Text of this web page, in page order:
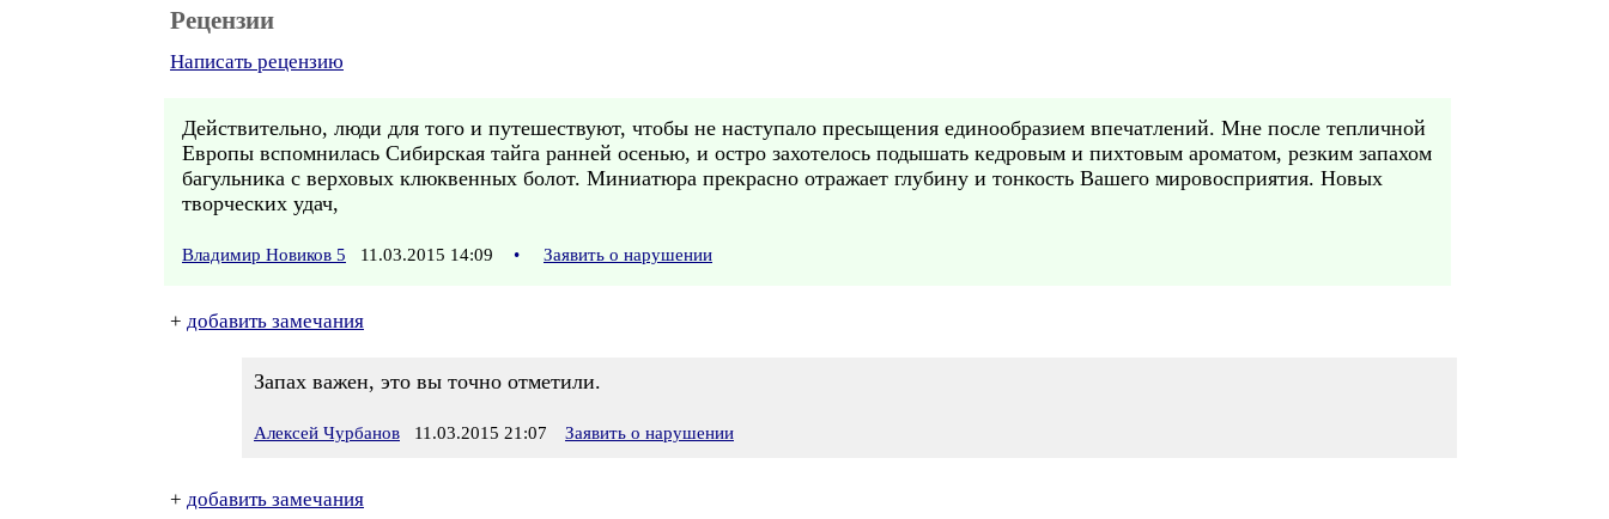
Рецензии
Написать рецензию
Действительно, люди для того и путешествуют, чтобы не наступало пресыщения единообразием впечатлений. Мне после тепличной
Европы вспомнилась Сибирская тайга ранней осенью, и остро захотелось подышать кедровым и пихтовым ароматом, резким запахом
багульника с верховых клюквенных болот. Миниатюра прекрасно отражает глубину и тонкость Вашего мировосприятия. Новых
творческих удач,
Владимир Новиков 5 11.03.2015 14:09 • Заявить о нарушении
+ добавить замечания
Запах важен, это вы точно отметили.
Алексей Чурбанов 11.03.2015 21:07 Заявить о нарушении
+ добавить замечания